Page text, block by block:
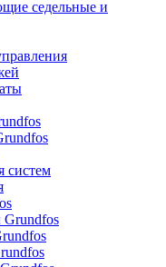
седельные и
систем
Grundfos